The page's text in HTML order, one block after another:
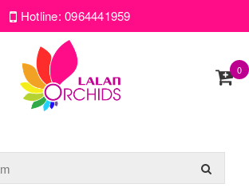
Hotline:0964441959
0